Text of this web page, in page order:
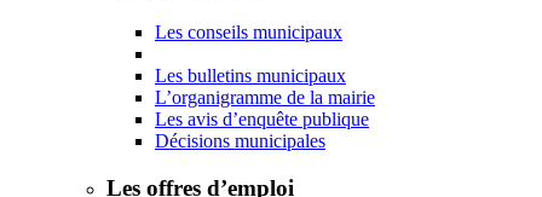
Les conseils municipaux
Les bulletins municipaux
L’organigramme de la mairie
Les avis d’enquête publique
Décisions municipales
Les offres d’emploi